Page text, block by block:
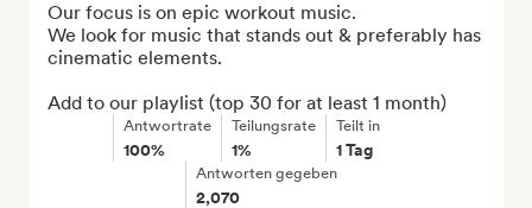
Our focus is on epic workout music.
We look for music that stands out & preferably has
cinematic elements.
Add to our playlist (top 30 for at least 1 month)
Antwortrate
100%
Teilungsrate
1%
Teilt in
1 Tag
Antworten gegeben
2,070